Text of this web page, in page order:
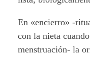
En «encierro» -
con la nieta
menstruación- la